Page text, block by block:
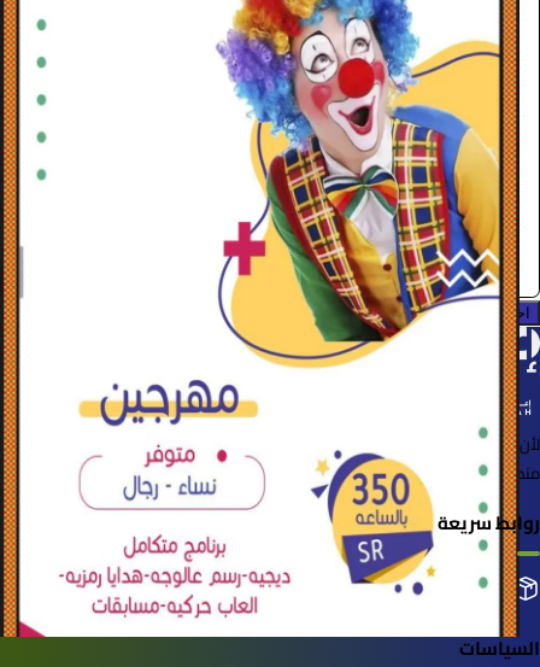
الفعاليات والحفلات
385
/ اليوم
الرياض
عربة المرح
0.0 (0)
احجز الآن
لأن الأشياء خُلقت لتُستخدم
منصة لإعارة واستعارة المنتجات بسهولة وأمان
روابط سريعة
التصنيفات إضافة منتجك طلباتي
السياسات